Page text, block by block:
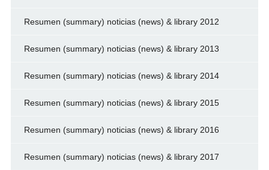
Resumen (summary) noticias (news) & library 2012
Resumen (summary) noticias (news) & library 2013
Resumen (summary) noticias (news) & library 2014
Resumen (summary) noticias (news) & library 2015
Resumen (summary) noticias (news) & library 2016
Resumen (summary) noticias (news) & library 2017